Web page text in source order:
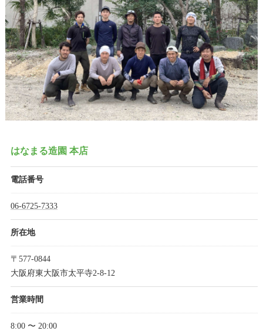
はなまる造園 本店
電話番号
06-6725-7333
所在地
〒577-0844
大阪府東大阪市太平寺2-8-12
営業時間
8:00 〜 20:00